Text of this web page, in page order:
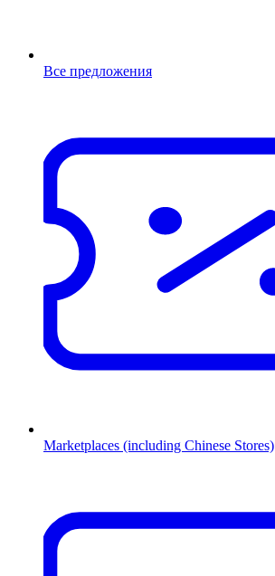
Все предложения
Marketplaces (including Chinese Stores)